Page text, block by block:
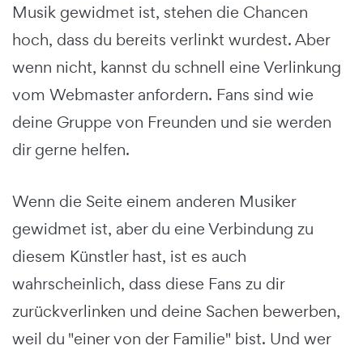
Musik gewidmet ist, stehen die Chancen
hoch, dass du bereits verlinkt wurdest. Aber
wenn nicht, kannst du schnell eine Verlinkung
vom Webmaster anfordern. Fans sind wie
deine Gruppe von Freunden und sie werden
dir gerne helfen.
Wenn die Seite einem anderen Musiker
gewidmet ist, aber du eine Verbindung zu
diesem Künstler hast, ist es auch
wahrscheinlich, dass diese Fans zu dir
zurückverlinken und deine Sachen bewerben,
weil du "einer von der Familie" bist. Und wer